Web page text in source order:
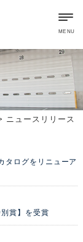
MENU
ニュースリリース
タログをリニューア
賞】を受賞